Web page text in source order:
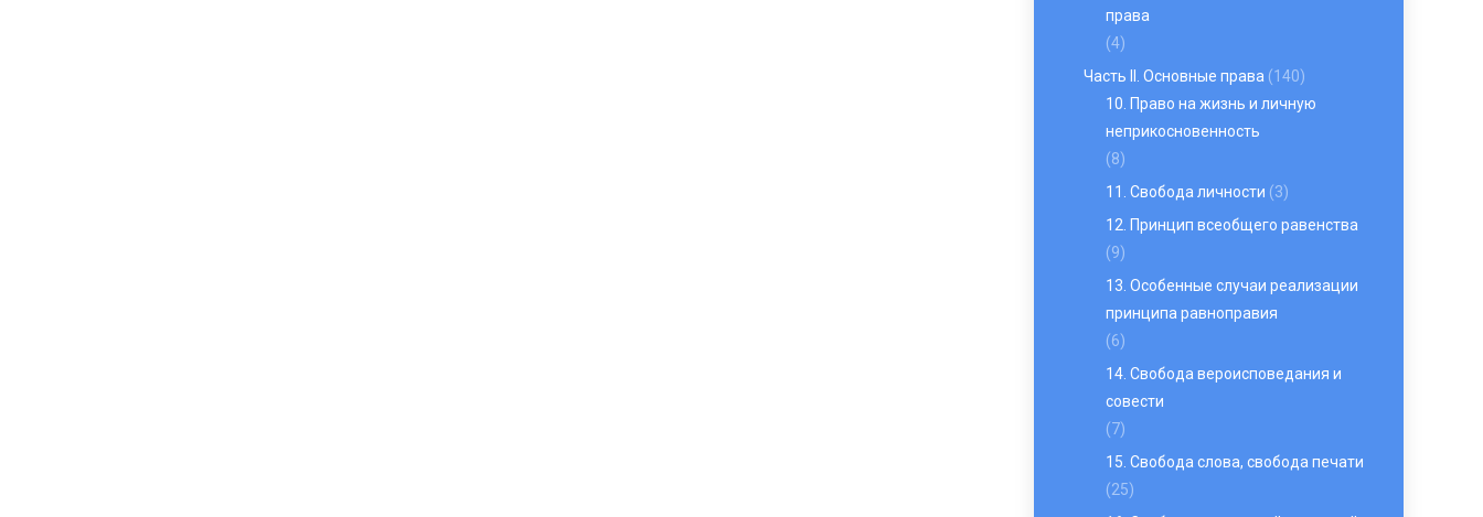
права
(4)
Часть II. Основные права (140)
10. Право на жизнь и личную
неприкосновенность
(8)
11. Свобода личности (3)
12. Принцип всеобщего равенства
(9)
13. Особенные случаи реализации
принципа равноправия
(6)
14. Свобода вероисповедания и
совести
(7)
15. Свобода слова, свобода печати
(25)